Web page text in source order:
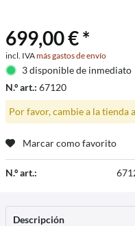
699,00 € *
incl. IVAmás gastos de envío
3 disponible de inmediato
N.º art.: 67120
Por favor, cambie a la tienda
Marcar como favorito
N.º art.:
Descripción